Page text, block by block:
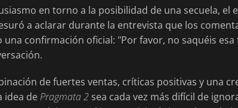
en torno a la posibilidad de una secuela, el
a aclarar durante la entrevista que los
una confirmación oficial: "Por favor, no saquéis
de fuertes ventas, críticas positivas y una
idea dePragmata 2 sea cada vez más difícil de